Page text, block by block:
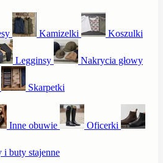
Kamizelki Koszulki
Legginsy Nakrycia głowy
Skarpetki
Inne obuwie Oficerki
i buty stajenne